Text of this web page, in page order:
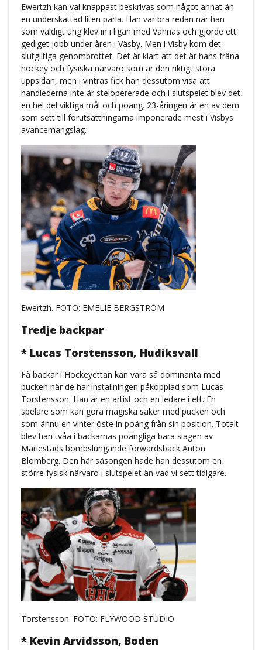
Ewertzh kan väl knappast beskrivas som något annat än
en underskattad liten pärla. Han var bra redan när han
som väldigt ung klev in i ligan med Vännäs och gjorde ett
gediget jobb under åren i Väsby. Men i Visby kom det
slutgiltiga genombrottet. Det är klart att det är hans fräna
hockey och fysiska närvaro som är den riktigt stora
uppsidan, men i vintras fick han dessutom visa att
handlederna inte är stelopererade och i slutspelet blev det
en hel del viktiga mål och poäng. 23-åringen är en av dem
som sett till förutsättningarna imponerade mest i Visbys
avancemangslag.
Ewertzh. FOTO: EMELIE BERGSTRÖM
Tredje backpar
* Lucas Torstensson, Hudiksvall
Få backar i Hockeyettan kan vara så dominanta med
pucken när de har inställningen påkopplad som Lucas
Torstensson. Han är en artist och en ledare i ett. En
spelare som kan göra magiska saker med pucken och
som ännu en vinter öste in poäng från sin position. Totalt
blev han tvåa i backarnas poängliga bara slagen av
Mariestads bombslungande forwardsback Anton
Blomberg. Den här säsongen hade han dessutom en
större fysisk närvaro i slutspelet än vad vi sett tidigare.
Torstensson. FOTO: FLYWOOD STUDIO
* Kevin Arvidsson, Boden